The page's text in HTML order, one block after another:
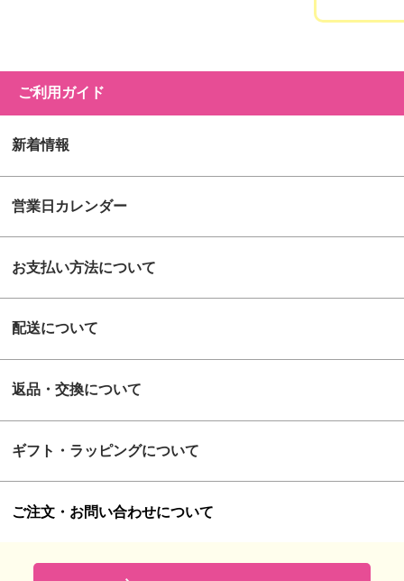
ご利用ガイド
新着情報
営業日カレンダー
お支払い方法について
配送について
返品・交換について
ギフト・ラッピングについて
ご注文・お問い合わせについて